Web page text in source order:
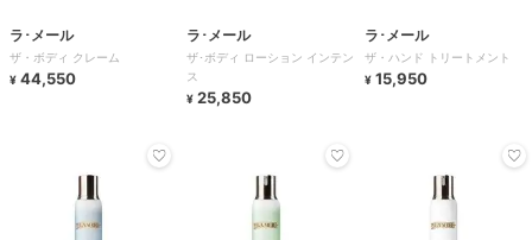
ラ･メール
ザ・ボディ クレーム
¥ 44,550
ラ･メール
ザ･ボディ ローション インテン
ス
¥ 25,850
ラ･メール
ザ・ハンド トリートメント
¥ 15,950